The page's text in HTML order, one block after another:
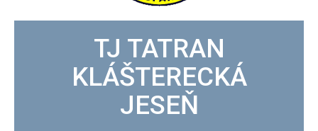
TJ TATRAN
KLÁŠTERECKÁ
JESEŇ